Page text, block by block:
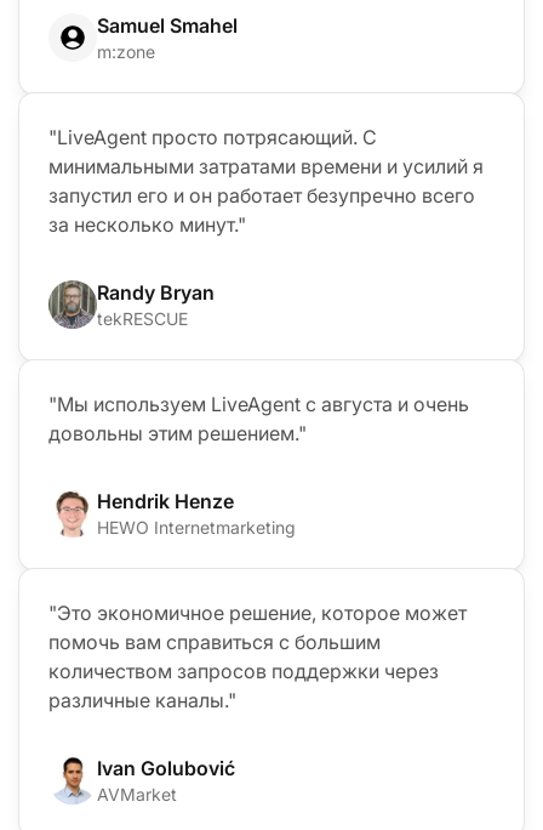
Samuel Smahel
m:zone
"LiveAgent просто потрясающий. С
минимальными затратами времени и усилий я
запустил его и он работает безупречно всего
за несколько минут."
Randy Bryan
tekRESCUE
"Мы используем LiveAgent с августа и очень
довольны этим решением."
Hendrik Henze
HEWO Internetmarketing
"Это экономичное решение, которое может
помочь вам справиться с большим
количеством запросов поддержки через
различные каналы."
Ivan Golubović
AVMarket